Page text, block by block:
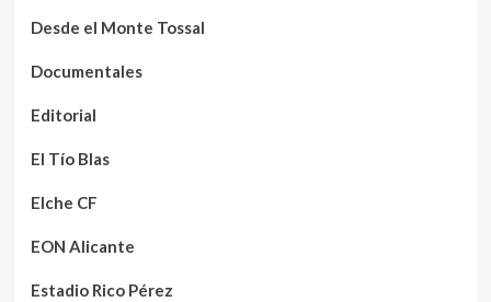
Desde el Monte Tossal
Documentales
Editorial
El Tío Blas
Elche CF
EON Alicante
Estadio Rico Pérez